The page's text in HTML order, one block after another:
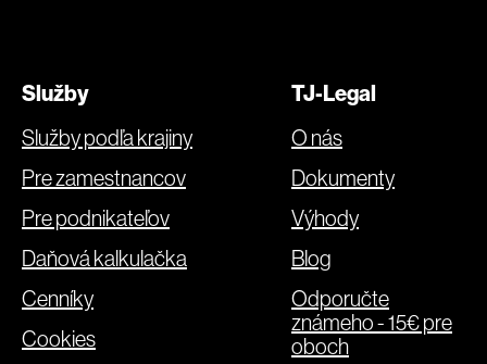
Služby
Služby podľa krajiny
Pre zamestnancov
Pre podnikateľov
Daňová kalkulačka
Cenníky
Cookies
TJ-Legal
O nás
Dokumenty
Výhody
Blog
Odporučte
známeho - 15€ pre
oboch